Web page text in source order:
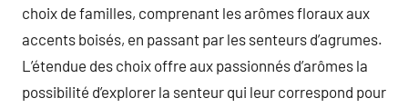
choix de familles, comprenant les arômes floraux aux
accents boisés, en passant par les senteurs d’agrumes.
L’étendue des choix offre aux passionnés d’arômes la
possibilité d’explorer la senteur qui leur correspond pour